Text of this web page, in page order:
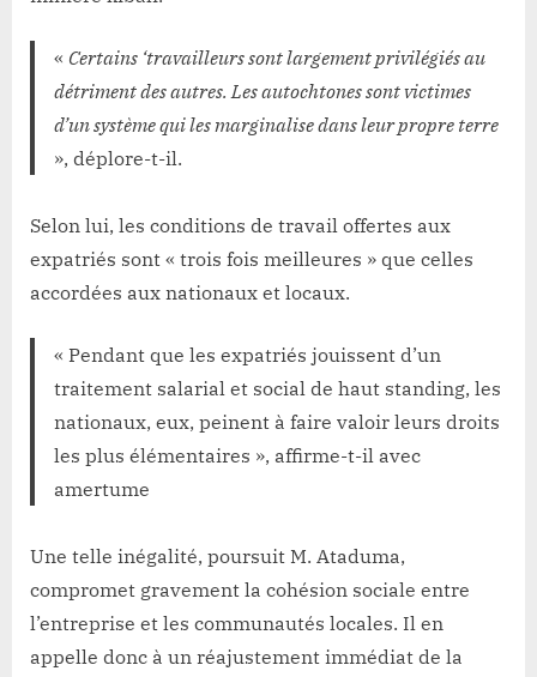
« Certains ‘travailleurs sont largement privilégiés au
détriment des autres. Les autochtones sont victimes
d’un système qui les marginalise dans leur propre terre
», déplore-t-il.
Selon lui, les conditions de travail offertes aux
expatriés sont « trois fois meilleures » que celles
accordées aux nationaux et locaux.
« Pendant que les expatriés jouissent d’un
traitement salarial et social de haut standing, les
nationaux, eux, peinent à faire valoir leurs droits
les plus élémentaires », affirme-t-il avec
amertume
Une telle inégalité, poursuit M. Ataduma,
compromet gravement la cohésion sociale entre
l’entreprise et les communautés locales. Il en
appelle donc à un réajustement immédiat de la